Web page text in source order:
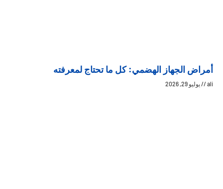
أمراض الجهاز الهضمي: كل ما تحتاج لمعرفته
ali يوليو 29, 2026